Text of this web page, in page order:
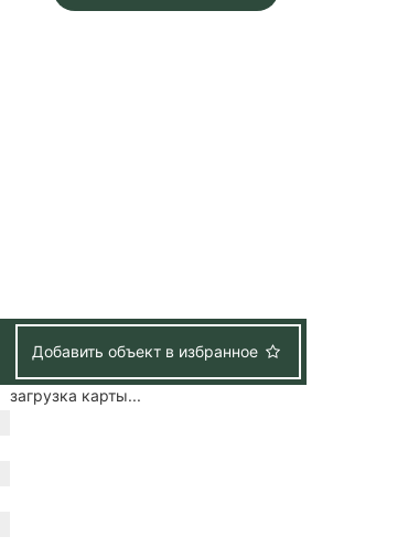
Добавить объект в избранное
загрузка карты...